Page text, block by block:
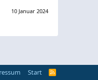
10 Januar 2024
Start
R